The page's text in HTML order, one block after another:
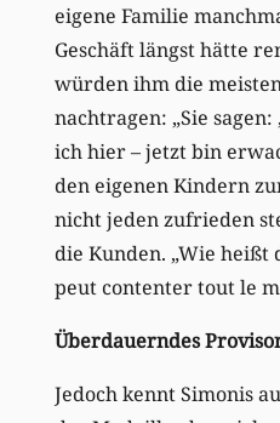
eigene Familie
Geschäft längst hätte
würden ihm die
nachtragen: „Sie
ich hier – jetzt bin
den eigenen Kindern
nicht jeden zufrieden
die Kunden. „Wie heißt
peut contenter tout le
Überdauerndes
Jedoch kennt Simonis